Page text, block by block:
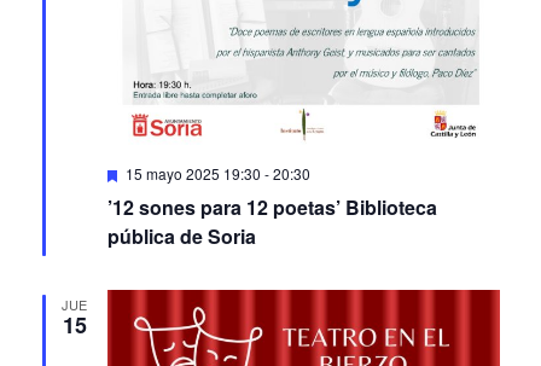
Featured
15 mayo 2025 19:30 -20:30
’12 sones para 12 poetas’ Biblioteca
pública de Soria
JUE
15